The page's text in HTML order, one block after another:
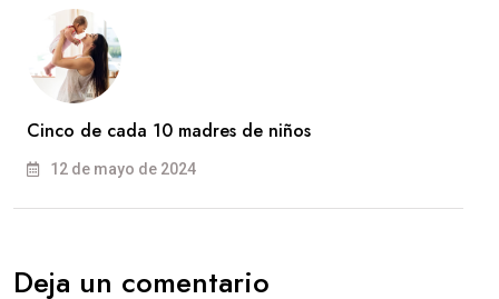
Cinco de cada 10 madres de niños
12 de mayo de 2024
Deja un comentario